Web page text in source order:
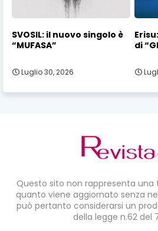
SVOSIL: il nuovo singolo è
“MUFASA”
Luglio 30, 2026
di
Questo sito non rappresenta
quanto viene aggiornato senza
può pertanto considerarsi un
della legge n.62 del